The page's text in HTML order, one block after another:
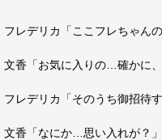
フレデリカ「ここフレちゃん
文香「お気に入りの…確かに
フレデリカ「そのうち御招待す
文香「なにか…思い入れが？」